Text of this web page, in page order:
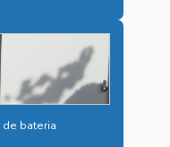
de bateria